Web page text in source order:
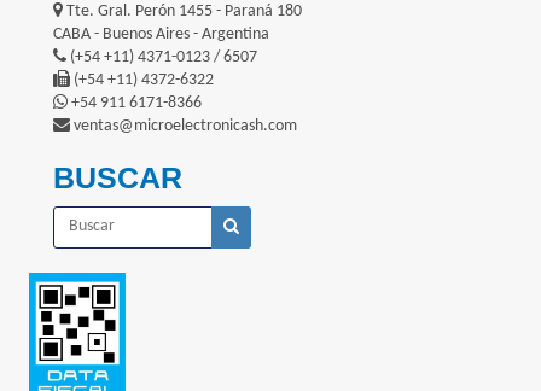
Tte. Gral. Perón 1455 - Paraná 180
CABA - Buenos Aires - Argentina
(+54 +11) 4371-0123 / 6507
(+54 +11) 4372-6322
+54 911 6171-8366
ventas@microelectronicash.com
BUSCAR